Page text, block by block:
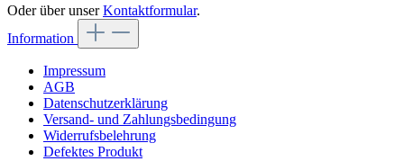
Oder über unserKontaktformular.
Information
Impressum
AGB
Datenschutzerklärung
Versand- und Zahlungsbedingung
Widerrufsbelehrung
Defektes Produkt